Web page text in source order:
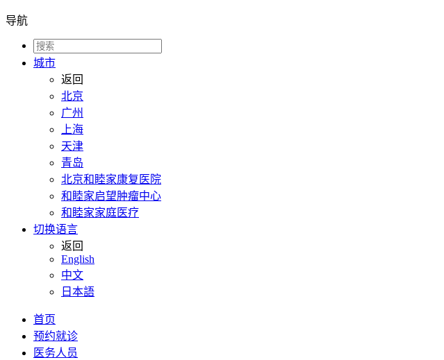
导航
城市
返回
北京
广州
上海
天津
青岛
北京和睦家康复医院
和睦家启望肿瘤中心
和睦家家庭医疗
切换语言
返回
English
中文
日本語
首页
预约就诊
医务人员